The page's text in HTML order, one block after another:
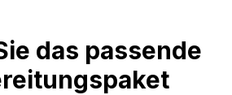
das passende